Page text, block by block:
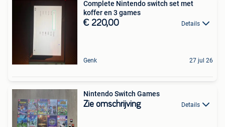
Complete Nintendo switch set met
koffer en 3 games
€ 220,00 Details
Genk 27 jul 26
Nintendo Switch Games
Zie omschrijving Details